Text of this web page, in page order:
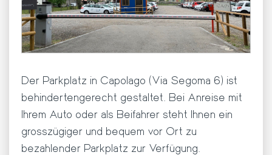
Der Parkplatz in Capolago (Via Segoma 6) ist
behindertengerecht gestaltet. Bei Anreise mit
Ihrem Auto oder als Beifahrer steht Ihnen ein
grosszügiger und bequem vor Ort zu
bezahlender Parkplatz zur Verfügung.